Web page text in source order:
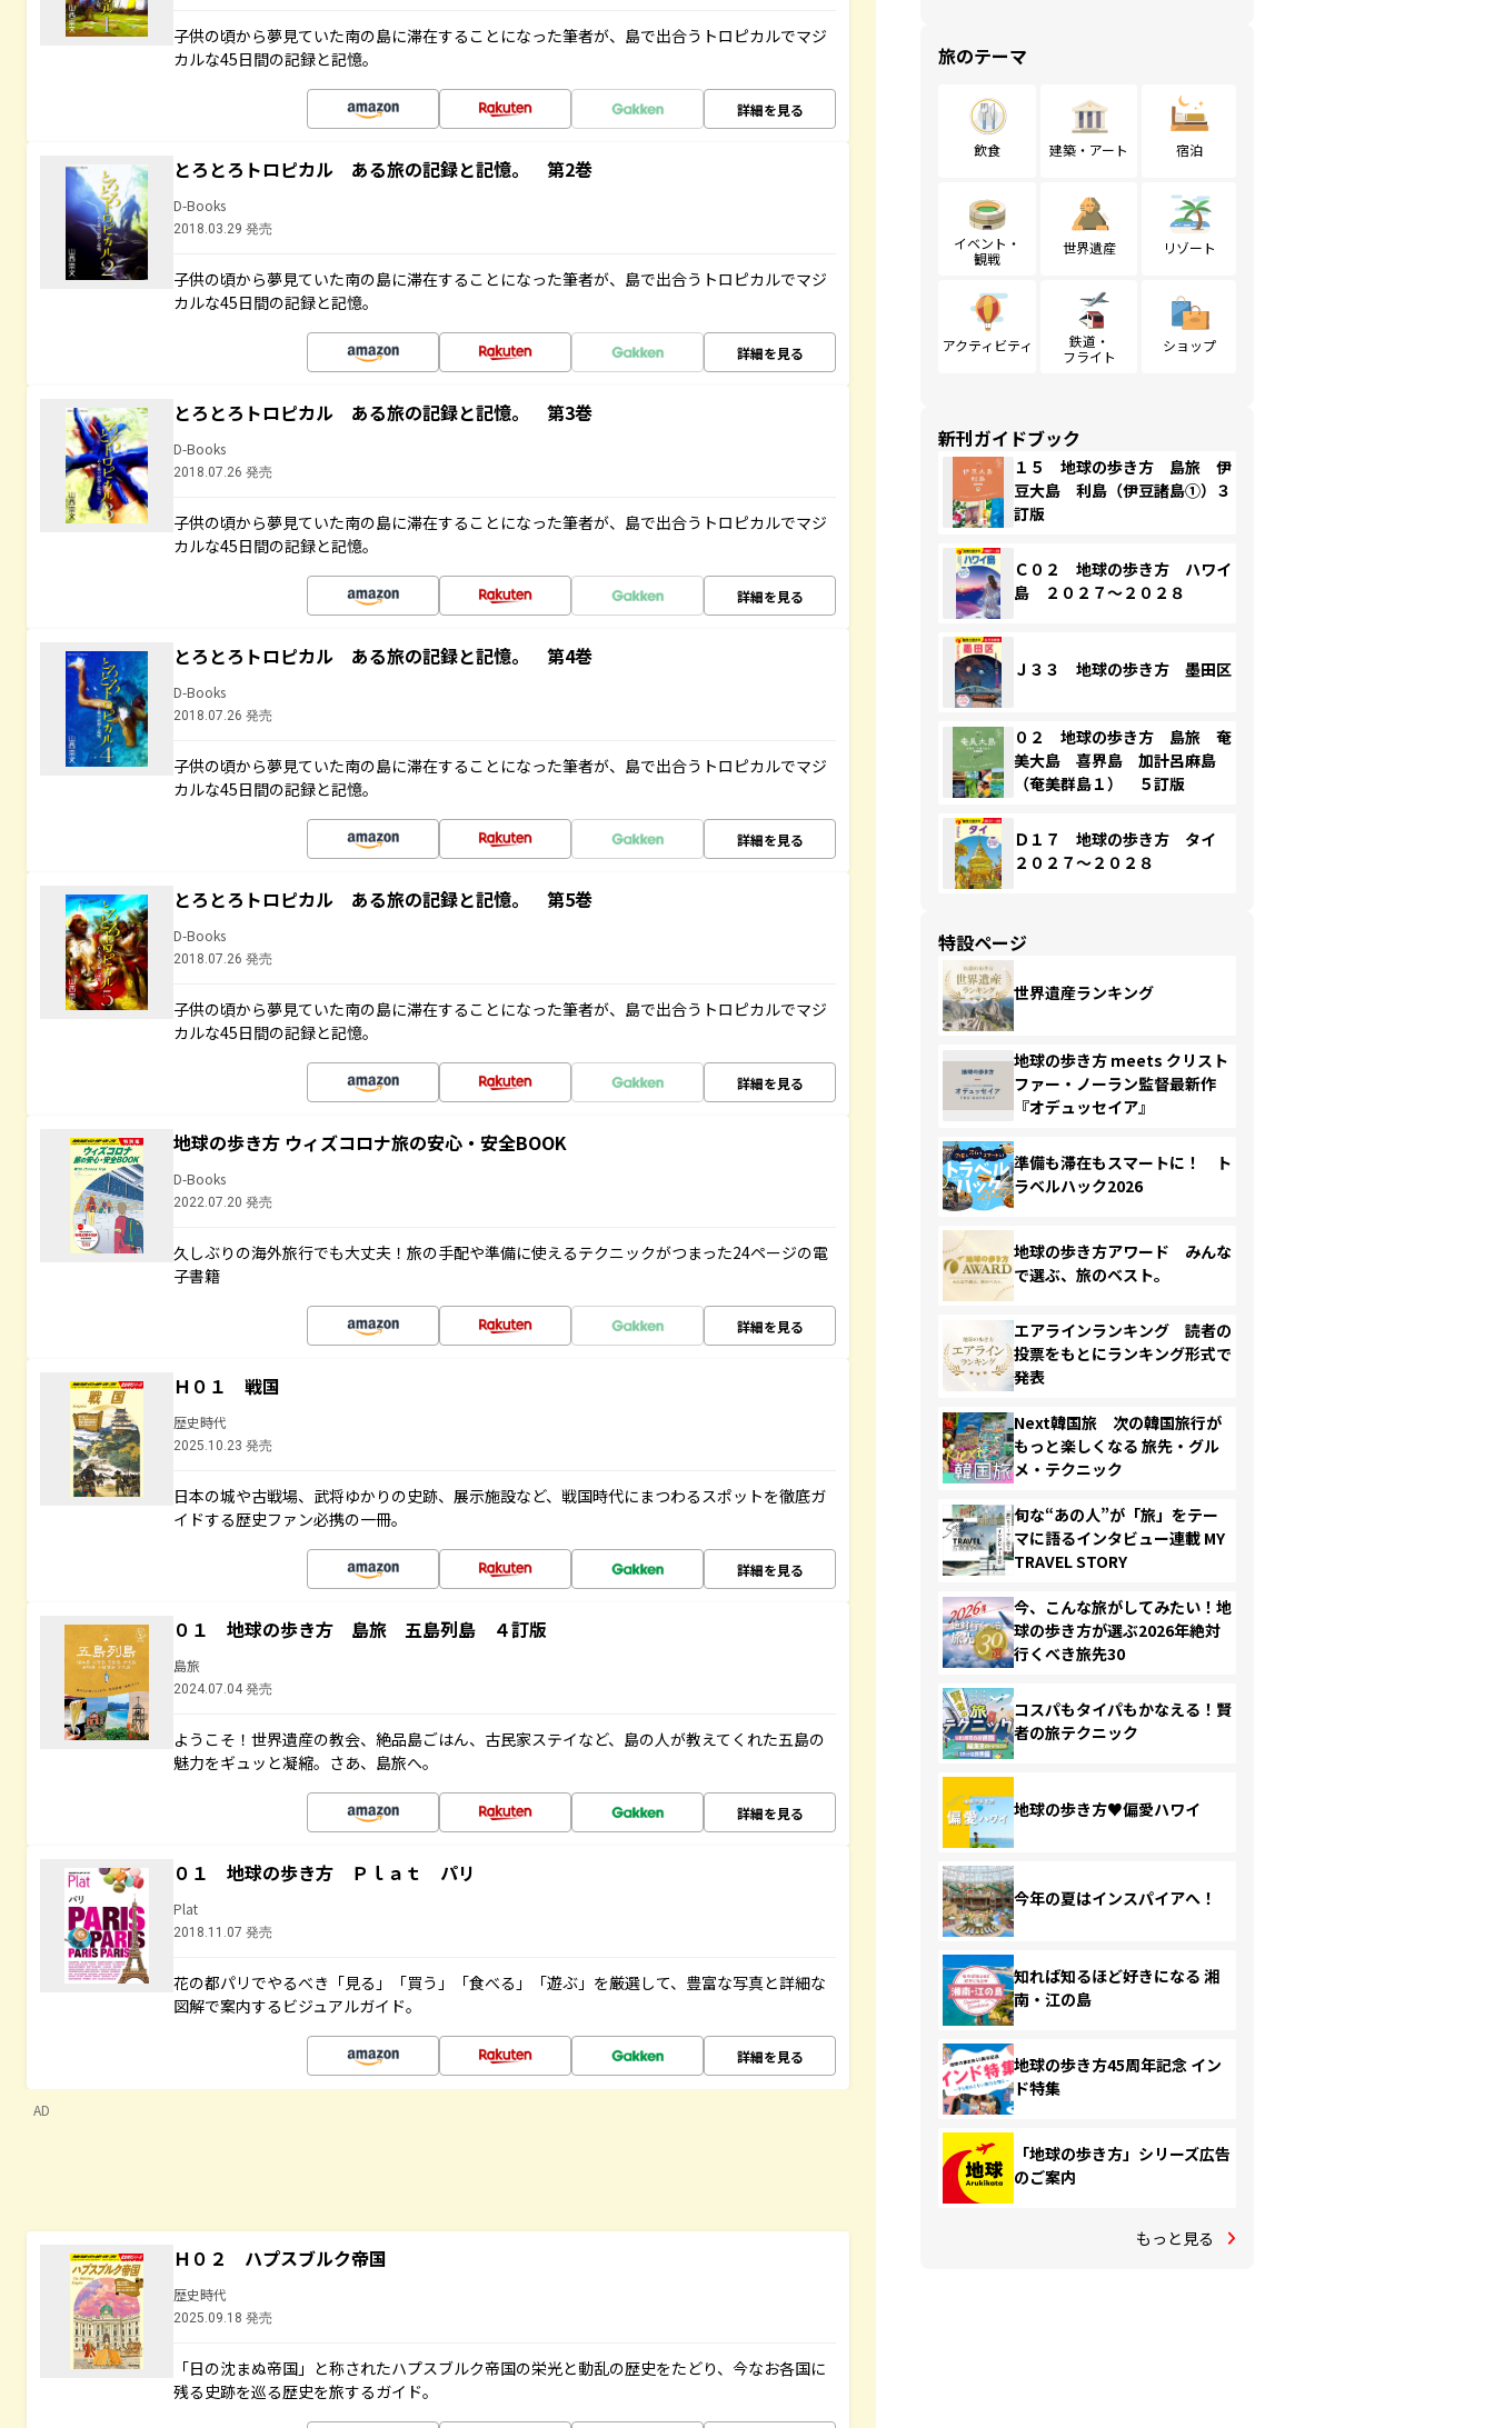
子供の頃から夢見ていた南の島に滞在することになった筆者が、島で出合うトロピカルでマジ
カルな45日間の記録と記憶。
詳細を見る
とろとろトロピカル ある旅の記録と記憶。 第2巻
D-Books
2018.03.29 発売
子供の頃から夢見ていた南の島に滞在することになった筆者が、島で出合うトロピカルでマジ
カルな45日間の記録と記憶。
詳細を見る
とろとろトロピカル ある旅の記録と記憶。 第3巻
D-Books
2018.07.26 発売
子供の頃から夢見ていた南の島に滞在することになった筆者が、島で出合うトロピカルでマジ
カルな45日間の記録と記憶。
詳細を見る
とろとろトロピカル ある旅の記録と記憶。 第4巻
D-Books
2018.07.26 発売
子供の頃から夢見ていた南の島に滞在することになった筆者が、島で出合うトロピカルでマジ
カルな45日間の記録と記憶。
詳細を見る
とろとろトロピカル ある旅の記録と記憶。 第5巻
D-Books
2018.07.26 発売
子供の頃から夢見ていた南の島に滞在することになった筆者が、島で出合うトロピカルでマジ
カルな45日間の記録と記憶。
詳細を見る
地球の歩き方 ウィズコロナ旅の安心・安全BOOK
D-Books
2022.07.20 発売
久しぶりの海外旅行でも大丈夫！旅の手配や準備に使えるテクニックがつまった24ページの電
子書籍
詳細を見る
Ｈ０１ 戦国
歴史時代
2025.10.23 発売
日本の城や古戦場、武将ゆかりの史跡、展示施設など、戦国時代にまつわるスポットを徹底ガ
イドする歴史ファン必携の一冊。
詳細を見る
０１ 地球の歩き方 島旅 五島列島 ４訂版
島旅
2024.07.04 発売
ようこそ！世界遺産の教会、絶品島ごはん、古民家ステイなど、島の人が教えてくれた五島の
魅力をギュッと凝縮。さあ、島旅へ。
詳細を見る
０１ 地球の歩き方 Ｐｌａｔ パリ
Plat
2018.11.07 発売
花の都パリでやるべき「見る」「買う」「食べる」「遊ぶ」を厳選して、豊富な写真と詳細な
図解で案内するビジュアルガイド。
詳細を見る
AD
Ｈ０２ ハプスブルク帝国
歴史時代
2025.09.18 発売
「日の沈まぬ帝国」と称されたハプスブルク帝国の栄光と動乱の歴史をたどり、今なお各国に
残る史跡を巡る歴史を旅するガイド。
旅のテーマ
飲食 建築・アート 宿泊
イベント・
観戦
世界遺産 リゾート
アクティビティ
鉄道・
フライト
ショップ
新刊ガイドブック
１５ 地球の歩き方 島旅 伊
豆大島 利島（伊豆諸島①）３
訂版
Ｃ０２ 地球の歩き方 ハワイ
島 ２０２７～２０２８
Ｊ３３ 地球の歩き方 墨田区
０２ 地球の歩き方 島旅 奄
美大島 喜界島 加計呂麻島
（奄美群島１） ５訂版
Ｄ１７ 地球の歩き方 タイ
２０２７～２０２８
特設ページ
世界遺産ランキング
地球の歩き方 meets クリスト
ファー・ノーラン監督最新作
『オデュッセイア』
準備も滞在もスマートに！ ト
ラベルハック2026
地球の歩き方アワード みんな
で選ぶ、旅のベスト。
エアラインランキング 読者の
投票をもとにランキング形式で
発表
Next韓国旅 次の韓国旅行が
もっと楽しくなる 旅先・グル
メ・テクニック
旬な“あの人”が「旅」をテー
マに語るインタビュー連載 MY
TRAVEL STORY
今、こんな旅がしてみたい！地
球の歩き方が選ぶ2026年絶対
行くべき旅先30
コスパもタイパもかなえる！賢
者の旅テクニック
地球の歩き方♥偏愛ハワイ
今年の夏はインスパイアへ！
知れば知るほど好きになる 湘
南・江の島
地球の歩き方45周年記念 イン
ド特集
「地球の歩き方」シリーズ広告
のご案内
もっと見る